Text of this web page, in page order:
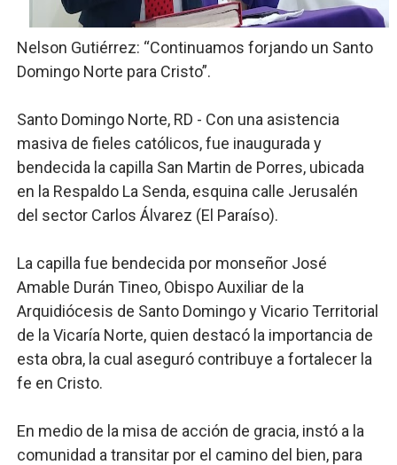
Restaurante Amigos es reconocido por sus cuatro
Banco Popular escala 17 posiciones en los mil
Osiris de León responde a Roberto Tineo y a Yeisy
DGPCF: 55 años sembrando desarrollo y
Nelson Gutiérrez: “Continuamos forjando un Santo
Domingo Norte para Cristo”.
Santo Domingo Norte, RD - Con una asistencia
masiva de fieles católicos, fue inaugurada y
bendecida la capilla San Martin de Porres, ubicada
en la Respaldo La Senda, esquina calle Jerusalén
del sector Carlos Álvarez (El Paraíso).
La capilla fue bendecida por monseñor José
Amable Durán Tineo, Obispo Auxiliar de la
Arquidiócesis de Santo Domingo y Vicario Territorial
de la Vicaría Norte, quien destacó la importancia de
esta obra, la cual aseguró contribuye a fortalecer la
fe en Cristo.
En medio de la misa de acción de gracia, instó a la
comunidad a transitar por el camino del bien, para